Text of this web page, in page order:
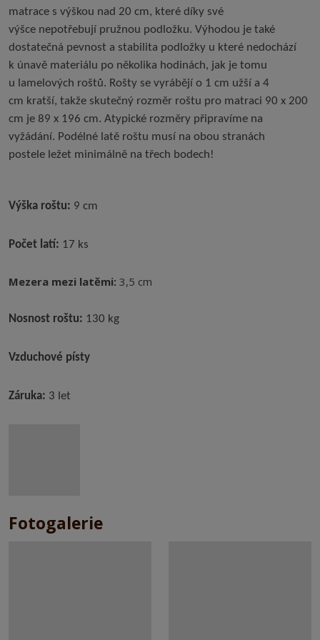
matrace s výškou nad 20 cm, které díky své
výšce nepotřebují pružnou podložku. Výhodou je také
dostatečná pevnost a stabilita podložky u které nedochází
k únavě materiálu po několika hodinách, jak je tomu
u lamelových roštů. Rošty se vyrábějí o 1 cm užší a 4
cm kratší, takže skutečný rozměr roštu pro matraci 90 x 200
cm je 89 x 196 cm. Atypické rozměry připravíme na
vyžádání. Podélné latě roštu musí na obou stranách
postele ležet minimálně na třech bodech!
Výška roštu: 9 cm
Počet latí: 17 ks
Mezera mezi latěmi: 3,5 cm
Nosnost roštu: 130 kg
Vzduchové písty
Záruka: 3 let
Fotogalerie